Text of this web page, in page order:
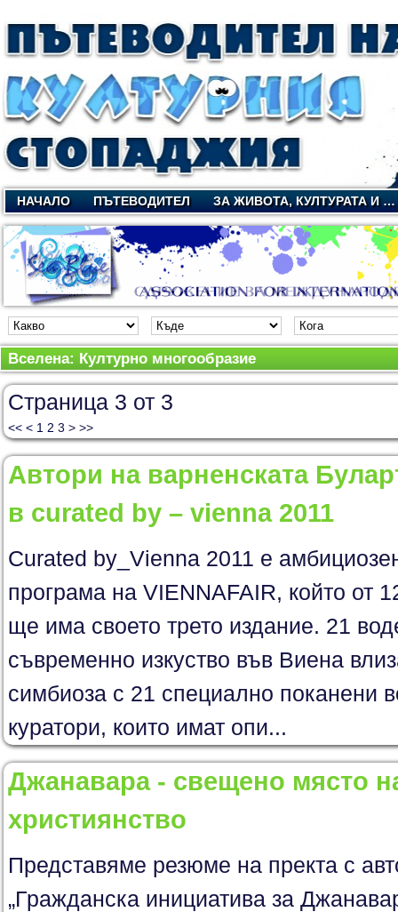
НАЧАЛО ПЪТЕВОДИТЕЛ ЗА ЖИВОТА, КУЛТУРАТА И …
Вселена: Културно многообразие
Страница 3 от 3
<< < 1 2 3 > >>
Автори на варненската
в curated by – vienna 2011
Curated by_Vienna 2011 e
програма на VIENNAFAIR, който от
ще има своето трето издание. 21
съвременно изкуство във Виена
симбиоза с 21 специално поканени
куратори, които имат опи...
Джанавара - свещено място
християнство
Представяме резюме на пректа с
„Гражданска инициатива за